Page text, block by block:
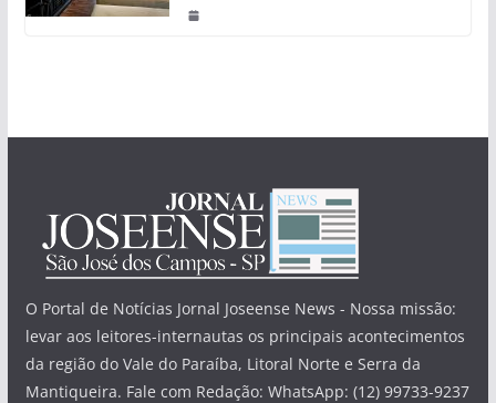
O Portal de Notícias Jornal Joseense News - Nossa missão:
levar aos leitores-internautas os principais acontecimentos
da região do Vale do Paraíba, Litoral Norte e Serra da
Mantiqueira. Fale com Redação: WhatsApp: (12) 99733-9237